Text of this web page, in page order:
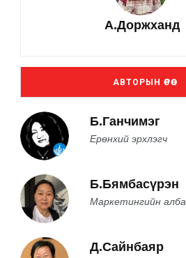
А.Доржханд
АВТОРЫН ӨРӨӨ
Б.Ганчимэг
Ерөнхий эрхлэгч
Б.Бямбасүрэн
Маркетингийн алба
Д.Сайнбаяр